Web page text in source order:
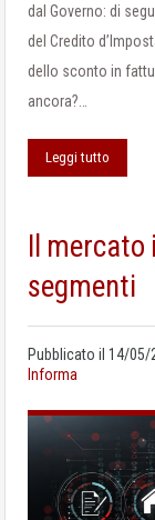
dal Governo: di
del Credito
dello sconto in
ancora?…
Leggi tutto
Il mercato
segmenti
Pubblicato il 14/05/
Informa